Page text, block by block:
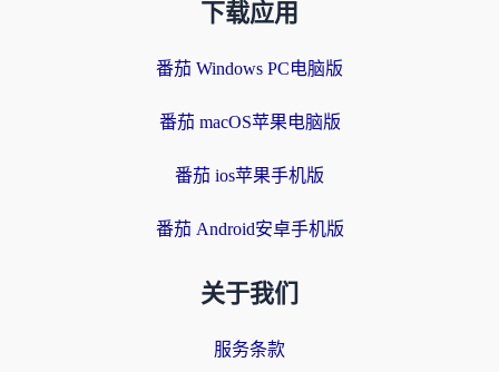
下载应用
番茄 Windows PC电脑版
番茄 macOS苹果电脑版
番茄 ios苹果手机版
番茄 Android安卓手机版
关于我们
服务条款